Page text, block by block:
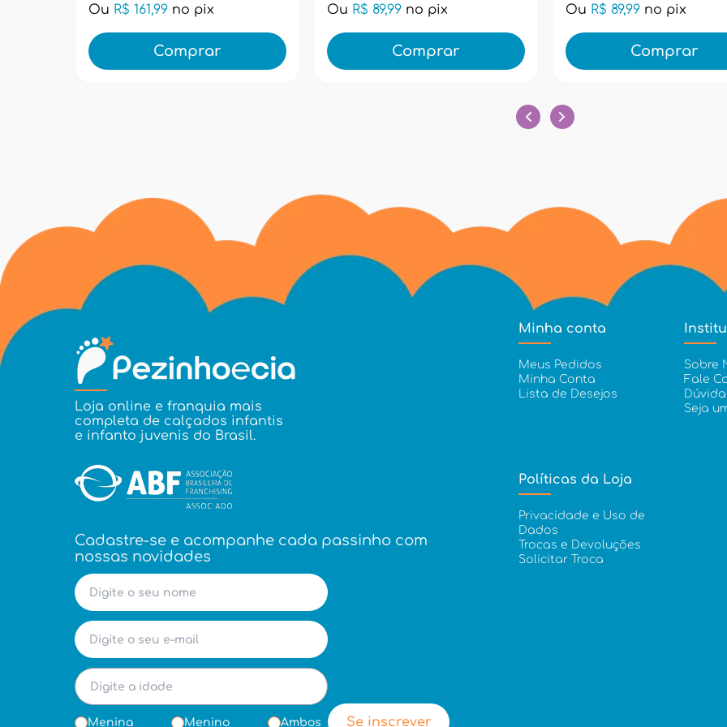
Ou R$ 161,99 no pix
Comprar
Ou R$ 89,99 no pix
Comprar
Ou R$ 89,99 no pix
Comprar
Loja online e franquia mais
completa de calçados infantis
e infanto juvenis do Brasil.
Cadastre-se e acompanhe cada passinho com
nossas novidades
Menina Menino Ambos Se inscrever
Minha conta
Meus Pedidos
Minha Conta
Lista de Desejos
Sobre
Fale
Seja
Políticas da Loja
Privacidade e Uso de
Dados
Trocas e Devoluções
Solicitar Troca